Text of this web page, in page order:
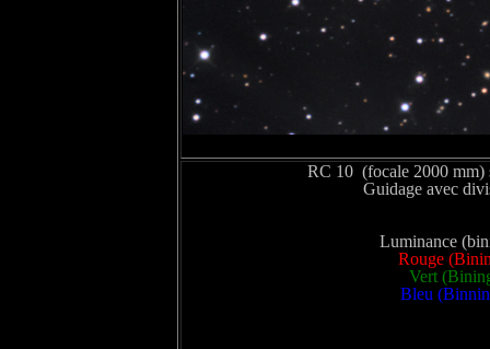
RC 10 (focale 2000 mm)
Guidage avec
Luminance
Rouge
Vert
Bleu